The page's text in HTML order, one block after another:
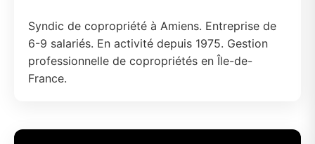
Syndic de copropriété à Amiens. Entreprise de
6-9 salariés. En activité depuis 1975. Gestion
professionnelle de copropriétés en Île-de-
France.